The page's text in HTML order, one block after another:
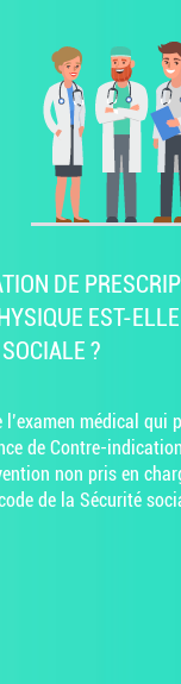
DE
EST-
?
médical qui
de Contre-
non pris en
de la Sécurité